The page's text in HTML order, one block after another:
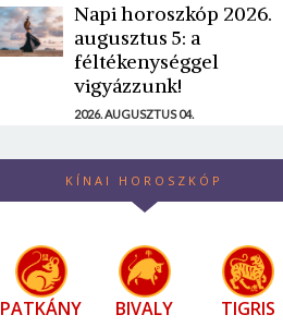
Napi horoszkóp 2026.
augusztus 5: a
féltékenységgel
vigyázzunk!
2026. AUGUSZTUS 04.
KÍNAI HOROSZKÓP
PATKÁNY BIVALY TIGRIS